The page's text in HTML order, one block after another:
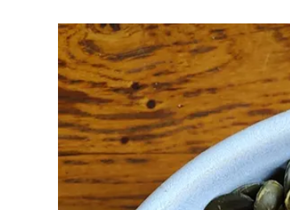
Noisy-
Le-
Roi
Le
6
Octobre